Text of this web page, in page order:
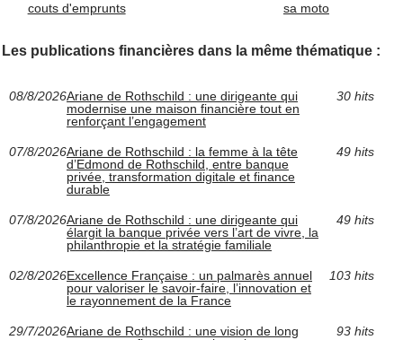
couts d'emprunts
sa moto
Les publications financières dans la même thématique :
08/8/2026Ariane de Rothschild : une dirigeante qui
modernise une maison financière tout en
renforçant l’engagement
30 hits
07/8/2026Ariane de Rothschild : la femme à la tête
d’Edmond de Rothschild, entre banque
privée, transformation digitale et finance
durable
49 hits
07/8/2026Ariane de Rothschild : une dirigeante qui
élargit la banque privée vers l’art de vivre, la
philanthropie et la stratégie familiale
49 hits
02/8/2026Excellence Française : un palmarès annuel
pour valoriser le savoir-faire, l’innovation et
le rayonnement de la France
103 hits
29/7/2026Ariane de Rothschild : une vision de long
93 hits